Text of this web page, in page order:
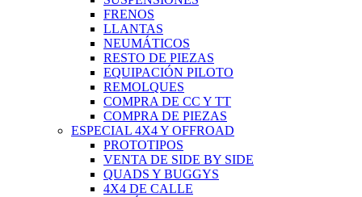
FRENOS
LLANTAS
NEUMÁTICOS
RESTO DE PIEZAS
EQUIPACIÓN PILOTO
REMOLQUES
COMPRA DE CC Y TT
COMPRA DE PIEZAS
ESPECIAL 4X4 Y OFFROAD
PROTOTIPOS
VENTA DE SIDE BY SIDE
QUADS Y BUGGYS
4X4 DE CALLE